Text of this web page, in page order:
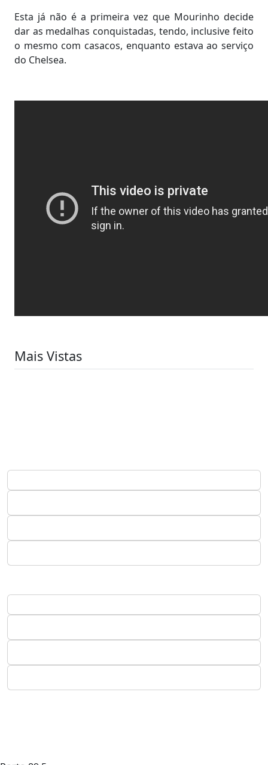
Esta já não é a primeira vez que Mourinho decide
dar as medalhas conquistadas, tendo, inclusive feito
o mesmo com casacos, enquanto estava ao serviço
do Chelsea.
Mais Vistas